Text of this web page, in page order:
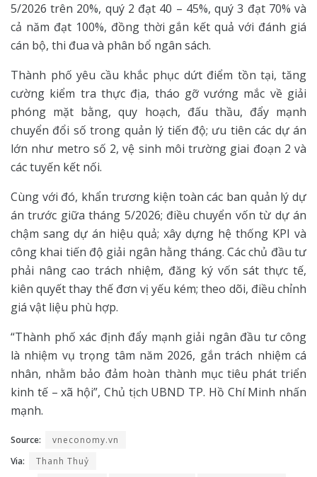
5/2026 trên 20%, quý 2 đạt 40 – 45%, quý 3 đạt 70% và
cả năm đạt 100%, đồng thời gắn kết quả với đánh giá
cán bộ, thi đua và phân bổ ngân sách.
Thành phố yêu cầu khắc phục dứt điểm tồn tại, tăng
cường kiểm tra thực địa, tháo gỡ vướng mắc về giải
phóng mặt bằng, quy hoạch, đấu thầu, đẩy mạnh
chuyển đổi số trong quản lý tiến độ; ưu tiên các dự án
lớn như metro số 2, vệ sinh môi trường giai đoạn 2 và
các tuyến kết nối.
Cùng với đó, khẩn trương kiện toàn các ban quản lý dự
án trước giữa tháng 5/2026; điều chuyển vốn từ dự án
chậm sang dự án hiệu quả; xây dựng hệ thống KPI và
công khai tiến độ giải ngân hằng tháng. Các chủ đầu tư
phải nâng cao trách nhiệm, đăng ký vốn sát thực tế,
kiên quyết thay thế đơn vị yếu kém; theo dõi, điều chỉnh
giá vật liệu phù hợp.
“Thành phố xác định đẩy mạnh giải ngân đầu tư công
là nhiệm vụ trọng tâm năm 2026, gắn trách nhiệm cá
nhân, nhằm bảo đảm hoàn thành mục tiêu phát triển
kinh tế – xã hội”, Chủ tịch UBND TP. Hồ Chí Minh nhấn
mạnh.
Source:
vneconomy.vn
Via:
Thanh Thuỷ